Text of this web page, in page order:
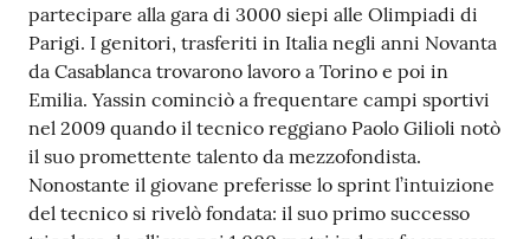
partecipare alla gara di 3000 siepi alle Olimpiadi di
Parigi. I genitori, trasferiti in Italia negli anni Novanta
da Casablanca trovarono lavoro a Torino e poi in
Emilia. Yassin cominciò a frequentare campi sportivi
nel 2009 quando il tecnico reggiano Paolo Gilioli notò
il suo promettente talento da mezzofondista.
Nonostante il giovane preferisse lo sprint l’intuizione
del tecnico si rivelò fondata: il suo primo successo